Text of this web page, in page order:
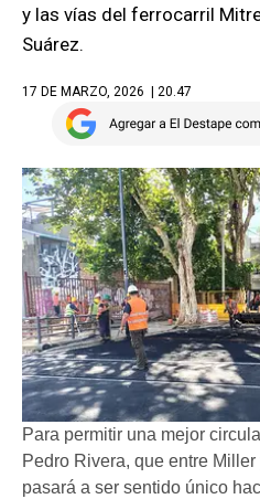
y las vías del ferrocarril
Suárez.
17 DE MARZO, 2026 | 20.47
Para permitir una mejor
Pedro Rivera, que entre
pasará a ser sentido único